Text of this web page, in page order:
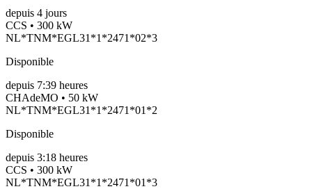
depuis 4 jours
CCS • 300 kW
NL*TNM*EGL31*1*2471*02*3
Disponible
depuis 7:39 heures
CHAdeMO • 50 kW
NL*TNM*EGL31*1*2471*01*2
Disponible
depuis 3:18 heures
CCS • 300 kW
NL*TNM*EGL31*1*2471*01*3